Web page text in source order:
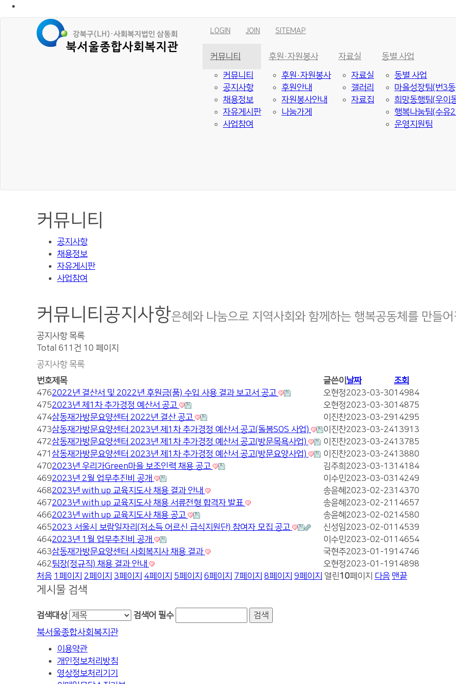
LOGIN JOIN SITEMAP
커뮤니티
커뮤니티
공지사항
채용정보
자유게시판
사업참여
후원·자원봉사
후원·자원봉사
후원안내
자원봉사안내
나눔가게
자료실
자료실
갤러리
자료집
동별 사업
동별 사업
마을성장팀(번3
희망동행팀(우이
행복나눔팀(수유
운영지원팀
커뮤니티
공지사항
채용정보
자유게시판
사업참여
커뮤니티 공지사항은혜와 나눔으로 지역사회와 함께하는 행복공동체를 만들
공지사항 목록
Total 611건 10 페이지
공지사항 목록
번호제목 글쓴이 날짜
조회
4762022년 결산서 및 2022년 후원금(품) 수입 사용 결과 보고서 공고 오현정2023-03-3014984
4752023년 제1차 추가경정 예산서 공고 오현정2023-03-3014875
474삼동재가방문요양센터 2022년 결산 공고 이진찬2023-03-2914295
473삼동재가방문요양센터 2023년 제1차 추가경정 예산서 공고(돌봄SOS 사업) 이진찬2023-03-2413913
472삼동재가방문요양센터 2023년 제1차 추가경정 예산서 공고(방문목욕사업) 이진찬2023-03-2413785
471 삼동재가방문요양센터 2023년 제1차 추가경정 예산서 공고(방문요양사업) 이진찬2023-03-2413880
4702023년 우리가Green마을 보조인력 채용 공고 김주희 2023-03-1314184
4692023년 2월 업무추진비 공개 이수민2023-03-0314249
4682023년 with up 교육지도사 채용 결과 안내 송윤혜 2023-02-2314370
4672023년 with up 교육지도사 채용 서류전형 합격자 발표 송윤혜 2023-02-21 14657
4662023년 with up 교육지도사 채용 공고 송윤혜 2023-02-0214580
4652023 서울시 보람일자리(저소득 어르신 급식지원단) 참여자 모집 공고 신성임2023-02-01 14539
4642023년 1월 업무추진비 공개 이수민2023-02-01 14654
463삼동재가방문요양센터 사회복지사 채용 결과 국현주2023-01-1914746
462팀장(정규직) 채용 결과 안내 오현정2023-01-1914898
처음 1 페이지 2페이지 3페이지 4페이지 5페이지 6페이지 7페이지 8페이지 9페이지 열린10페이지 다음 맨끝
게시물 검색
검색대상 검색어 필수
북서울종합사회복지관
이용약관
개인정보처리방침
영상정보처리기기